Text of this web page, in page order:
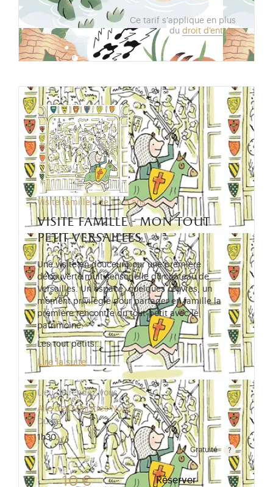
Ce tarif s'applique en plus
du droit d'entrée
Visite famille - de 1 à 5 ans
visite famille - mon tout
petit versailles
Une visite en douceur pour une première
découverte multisensorielle du château de
Versailles. Un espace, quelques œuvres, un
moment privilégié pour partager en famille la
première rencontre du tout-petit avec le
patrimoine.
Les tout petits…
Lire la suite
Lieu de rendez-vous
Aile des Ministres Nord
Durée
1h30
Gratuité
Gratuit pour les enfants de moins de 10 ans.Tarif
10 € Réserver